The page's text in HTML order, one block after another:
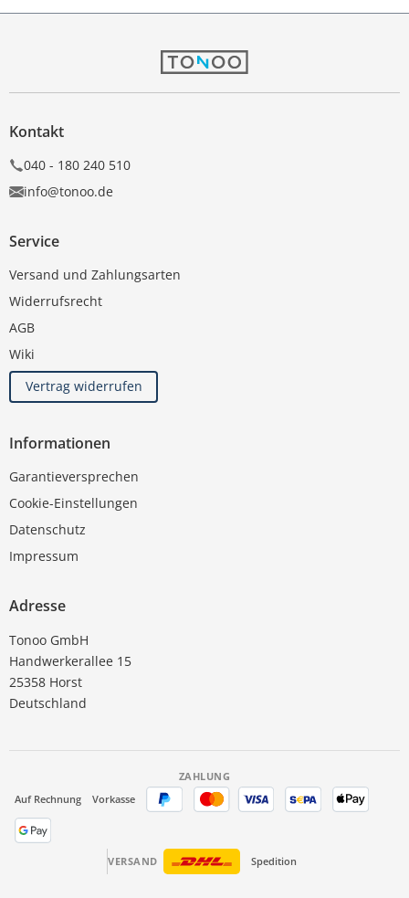
Kontakt
040 - 180 240 510
info@tonoo.de
Service
Versand und Zahlungsarten
Widerrufsrecht
AGB
Wiki
Vertrag widerrufen
Informationen
Garantieversprechen
Cookie-Einstellungen
Datenschutz
Impressum
Adresse
Tonoo GmbH
Handwerkerallee 15
25358 Horst
Deutschland
ZAHLUNG
Auf Rechnung
Vorkasse
VERSAND Spedition